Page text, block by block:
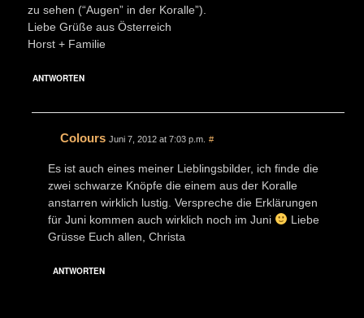
zu sehen (“Augen” in der Koralle”).
Liebe Grüße aus Österreich
Horst + Familie
ANTWORTEN
Colours Juni 7, 2012 at 7:03 p.m. #
Es ist auch eines meiner Lieblingsbilder, ich finde die
zwei schwarze Knöpfe die einem aus der Koralle
anstarren wirklich lustig. Verspreche die Erklärungen
für Juni kommen auch wirklich noch im Juni
Liebe
Grüsse Euch allen, Christa
ANTWORTEN